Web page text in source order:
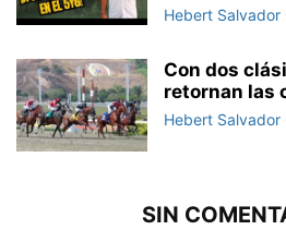
Hebert Salvador
Con dos
retornan las
Hebert Salvador
SIN